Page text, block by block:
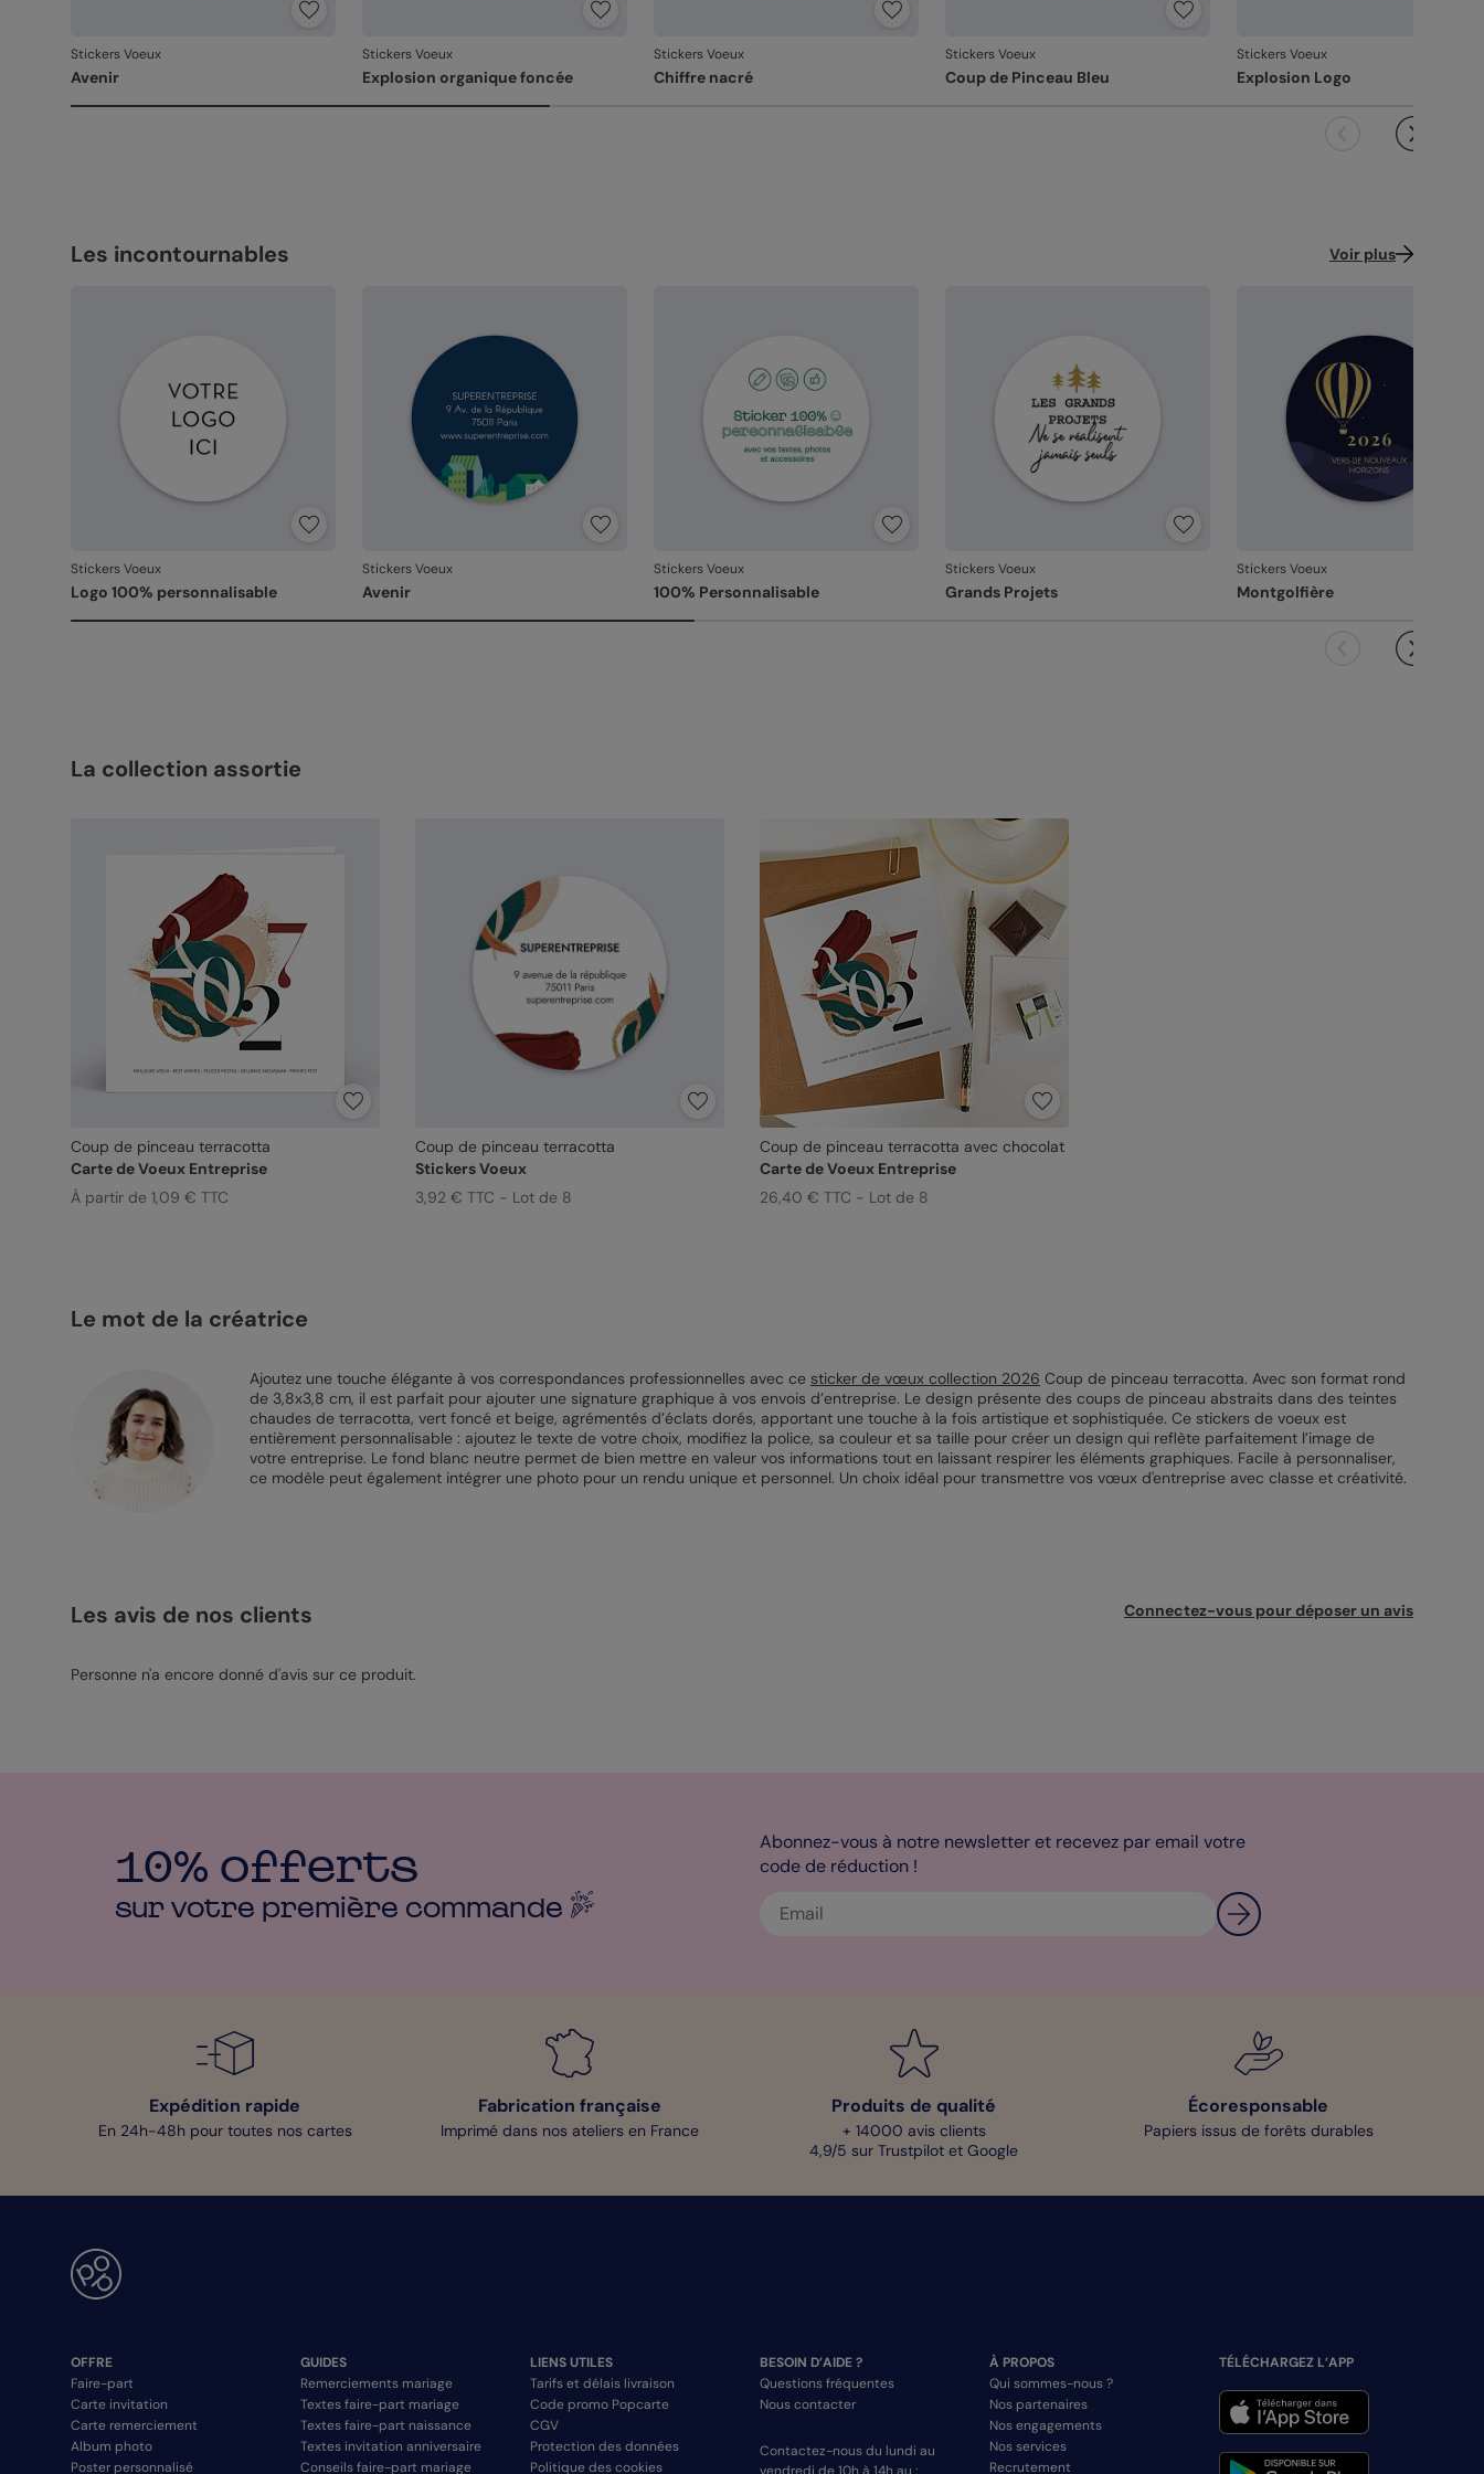
Des couleurs fidèles et des détails nets
rendu à la hauteur de votre création.
Découpe précise
: vos stickers sont façonnés
avec soin, pour un rendu net et régulier.
Emballage renforcé
: vos créations arrivent dans
Stickers Voeux
Avenir
Stickers Voeux
Explosion organique foncée
Stickers Voeux
Chiffre nacré
Stickers Voeux
Coup de Pinceau Bleu
Stickers Voeux
Explosion Logo
Les incontournables Voir plus
Stickers Voeux
Logo 100% personnalisable
Stickers Voeux
Avenir
Stickers Voeux
100% Personnalisable
Stickers Voeux
Grands Projets
Stickers Voeux
Montgolfière
La collection assortie
Coup de pinceau terracotta
Carte de Voeux Entreprise
À partir de 1,09 € TTC
Coup de pinceau terracotta
Stickers Voeux
3,92 € TTC - Lot de 8
Coup de pinceau terracotta avec chocolat
Carte de Voeux Entreprise
26,40 € TTC - Lot de 8
Le mot de la créatrice
Ajoutez une touche élégante à vos correspondances professionnelles avec ce sticker de vœux collection 2026 Coup de pinceau terracotta. Avec son format rond
de 3,8x3,8 cm, il est parfait pour ajouter une signature graphique à vos envois d’entreprise. Le design présente des coups de pinceau abstraits dans des teintes
chaudes de terracotta, vert foncé et beige, agrémentés d’éclats dorés, apportant une touche à la fois artistique et sophistiquée. Ce stickers de voeux est
entièrement personnalisable : ajoutez le texte de votre choix, modifiez la police, sa couleur et sa taille pour créer un design qui reflète parfaitement l’image de
votre entreprise. Le fond blanc neutre permet de bien mettre en valeur vos informations tout en laissant respirer les éléments graphiques. Facile à personnaliser,
ce modèle peut également intégrer une photo pour un rendu unique et personnel. Un choix idéal pour transmettre vos vœux d'entreprise avec classe et créativité.
Les avis de nos clients Connectez-vous pour déposer un avis
Personne n'a encore donné d'avis sur ce produit.
10% offerts
sur votre première commande
Abonnez-vous à notre newsletter et recevez par email votre
code de réduction !
Expédition rapide
En 24h-48h pour toutes nos cartes
Fabrication française
Imprimé dans nos ateliers en France
Produits de qualité
+ 14000 avis clients
4,9/5 sur Trustpilot et Google
Écoresponsable
Papiers issus de forêts durables
OFFRE
Faire-part
Carte invitation
Carte remerciement
Album photo
Poster personnalisé
GUIDES
Remerciements mariage
Textes faire-part mariage
Textes faire-part naissance
Textes invitation anniversaire
Conseils faire-part mariage
LIENS UTILES
Tarifs et délais livraison
Code promo Popcarte
CGV
Protection des données
Politique des cookies
BESOIN D’AIDE ?
Questions fréquentes
Nous contacter
Contactez-nous du lundi au
À PROPOS
Qui sommes-nous ?
Nos partenaires
Nos engagements
Nos services
Recrutement
TÉLÉCHARGEZ L’APP